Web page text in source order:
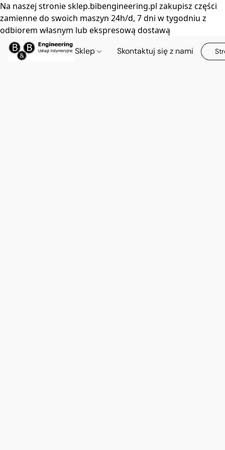
Na naszej stronie sklep.bibengineering.pl zakupisz części
zamienne do swoich maszyn 24h/d, 7 dni w tygodniu z
odbiorem własnym lub ekspresową dostawą
Sklep Skontaktuj się z nami